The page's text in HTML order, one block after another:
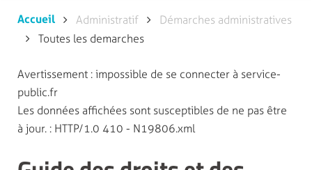
Accueil Administratif
Démarches administratives
Toutes les demarches
Avertissement : impossible de se connecter à service-
public.fr
Les données affichées sont susceptibles de ne pas être
à jour. : HTTP/1.0 410 - N19806.xml